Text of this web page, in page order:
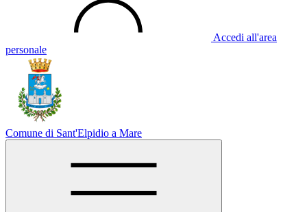
Accedi all'area
personale
Comune di Sant'Elpidio a Mare